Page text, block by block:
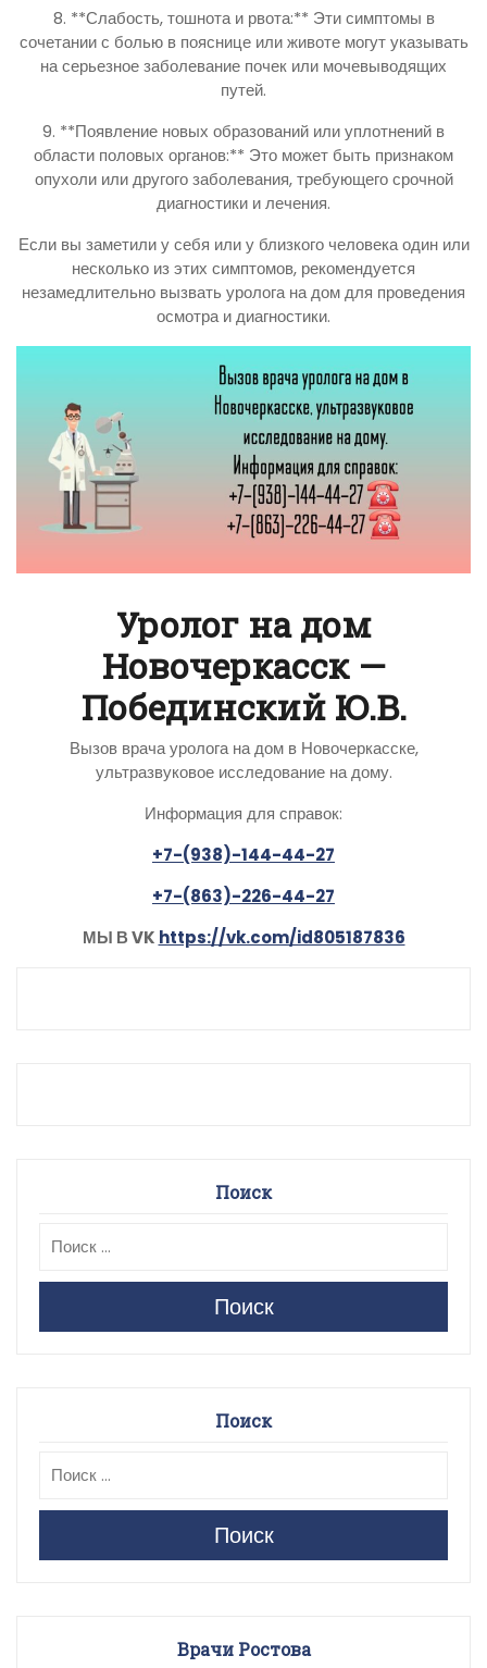
8. **Слабость, тошнота и рвота:** Эти симптомы в
сочетании с болью в пояснице или животе могут указывать
на серьезное заболевание почек или мочевыводящих
путей.
9. **Появление новых образований или уплотнений в
области половых органов:** Это может быть признаком
опухоли или другого заболевания, требующего срочной
диагностики и лечения.
Если вы заметили у себя или у близкого человека один или
несколько из этих симптомов, рекомендуется
незамедлительно вызвать уролога на дом для проведения
осмотра и диагностики.
Уролог на дом
Новочеркасск —
Побединский Ю.В.
Вызов врача уролога на дом в Новочеркасске,
ультразвуковое исследование на дому.
Информация для справок:
+7-(938)-144-44-27
+7-(863)-226-44-27
МЫ В VK https://vk.com/id805187836
Поиск
Поиск
Поиск
Поиск
Врачи Ростова